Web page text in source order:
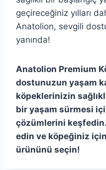
geçireceğiniz yılları
Anatolion, sevgili
yanında!
Anatolion Premium
dostunuzun yaşam
köpeklerinizin
bir yaşam sürmesi
çözümlerini
edin ve köpeğiniz
ürününü seçin!